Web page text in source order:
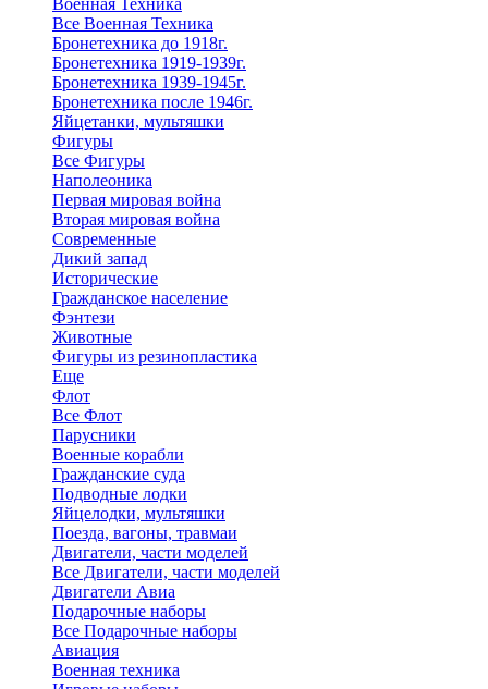
Военная Техника
Все Военная Техника
Бронетехника до 1918г.
Бронетехника 1919-1939г.
Бронетехника 1939-1945г.
Бронетехника после 1946г.
Яйцетанки, мультяшки
Фигуры
Все Фигуры
Наполеоника
Первая мировая война
Вторая мировая война
Современные
Дикий запад
Исторические
Гражданское население
Фэнтези
Животные
Фигуры из резинопластика
Еще
Флот
Все Флот
Парусники
Военные корабли
Гражданские суда
Подводные лодки
Яйцелодки, мультяшки
Поезда, вагоны, травмаи
Двигатели, части моделей
Все Двигатели, части моделей
Двигатели Авиа
Подарочные наборы
Все Подарочные наборы
Авиация
Военная техника